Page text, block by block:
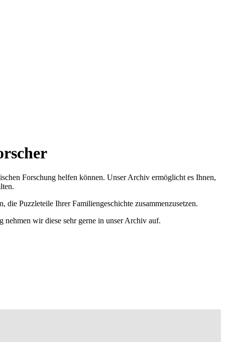
Forschung helfen können. Unser Archiv ermöglicht es Ihnen,
Puzzleteile Ihrer Familiengeschichte zusammenzusetzen.
nehmen wir diese sehr gerne in unser Archiv auf.